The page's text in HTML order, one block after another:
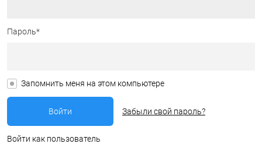
Пароль*
Запомнить меня на этом компьютере
Забыли свой пароль?
Войти как пользователь